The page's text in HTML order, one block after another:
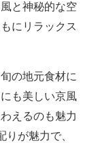
と神秘的な空
にリラックス
の地元食材に
も美しい京風
えるのも魅力
が魅力で、